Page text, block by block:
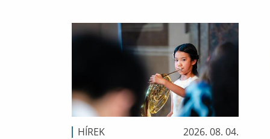
HÍREK 2026. 08. 04.